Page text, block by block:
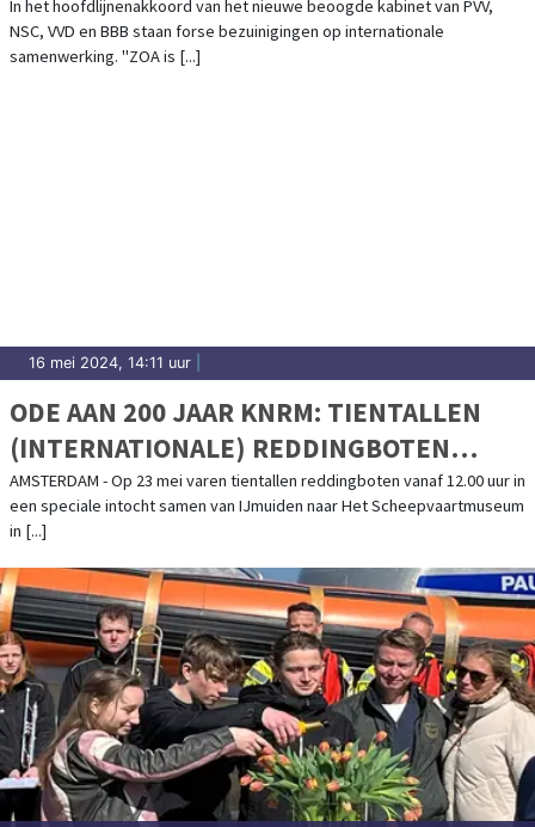
In het hoofdlijnenakkoord van het nieuwe beoogde kabinet van PVV,
NSC, VVD en BBB staan forse bezuinigingen op internationale
samenwerking. "ZOA is [...]
16 mei 2024, 14:11 uur
ODE AAN 200 JAAR KNRM: TIENTALLEN
(INTERNATIONALE) REDDINGBOTEN
VAREN OP 23 MEI VAN IJMUIDEN NAAR
HET SCHEEPVAARTMUSEUM IN
AMSTERDAM - Op 23 mei varen tientallen reddingboten vanaf 12.00 uur in
een speciale intocht samen van IJmuiden naar Het Scheepvaartmuseum
in [...]